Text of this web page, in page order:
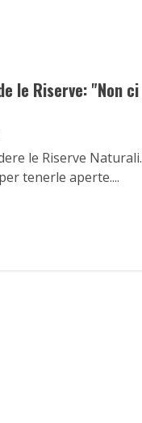
le Riserve: "Non ci
le Riserve Naturali.
tenerle aperte....